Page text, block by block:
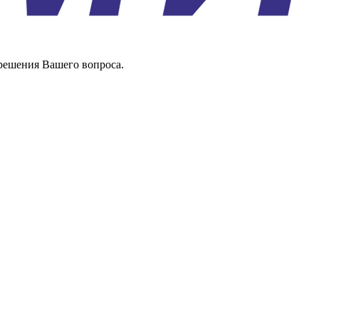
Вашего вопроса.